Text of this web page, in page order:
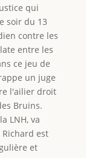
qui
soir du 13
contre les
entre les
ce jeu de
un juge
l'ailier droit
Bruins.
LNH, va
est
et